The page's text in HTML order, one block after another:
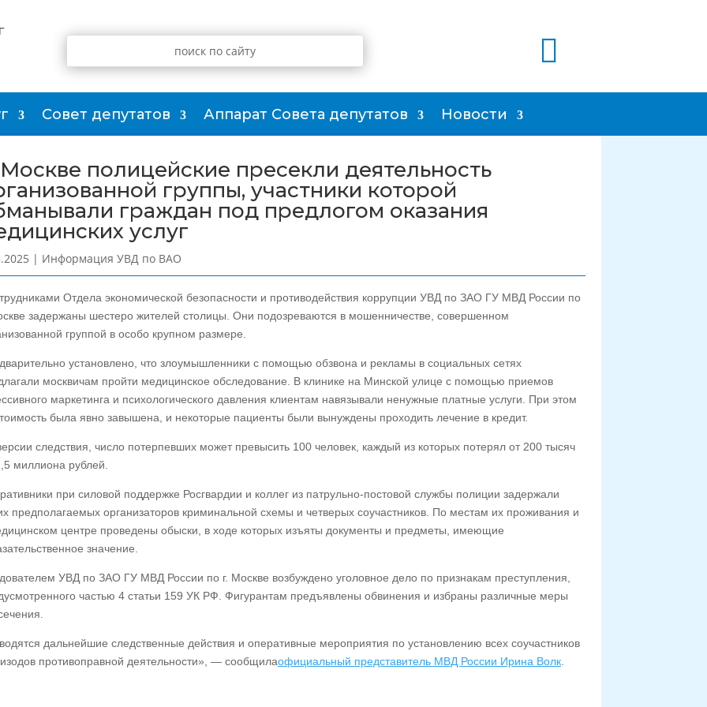

Совет депутатов Аппарат Совета депутатов Новости
полицейские пресекли деятельность
группы, участники которой
граждан под предлогом оказания
услуг
| Информация УВД по ВАО
Отдела экономической безопасности и противодействия коррупции УВД по ЗАО ГУ МВД России по
задержаны шестеро жителей столицы. Они подозреваются в мошенничестве, совершенном
группой в особо крупном размере.
установлено, что злоумышленники с помощью обзвона и рекламы в социальных сетях
москвичам пройти медицинское обследование. В клинике на Минской улице с помощью приемов
маркетинга и психологического давления клиентам навязывали ненужные платные услуги. При этом
была явно завышена, и некоторые пациенты были вынуждены проходить лечение в кредит.
следствия, число потерпевших может превысить 100 человек, каждый из которых потерял от 200 тысяч
миллиона рублей.
при силовой поддержке Росгвардии и коллег из патрульно-постовой службы полиции задержали
предполагаемых организаторов криминальной схемы и четверых соучастников. По местам их проживания и
центре проведены обыски, в ходе которых изъяты документы и предметы, имеющие
значение.
УВД по ЗАО ГУ МВД России по г. Москве возбуждено уголовное дело по признакам преступления,
частью 4 статьи 159 УК РФ. Фигурантам предъявлены обвинения и избраны различные меры
дальнейшие следственные действия и оперативные мероприятия по установлению всех соучастников
противоправной деятельности», — сообщилаофициальный представитель МВД России Ирина Волк.